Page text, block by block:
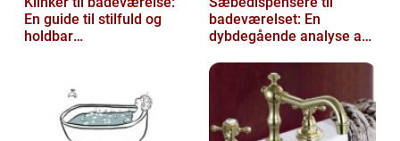
En guide til stilfuld og
holdbar
badeværelset: En
dybdegående analyse af
dit hjem